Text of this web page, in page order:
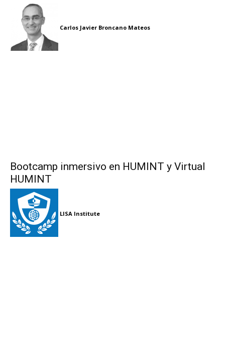
Carlos Javier Broncano Mateos
Bootcamp inmersivo en HUMINT y Virtual
HUMINT
LISA Institute